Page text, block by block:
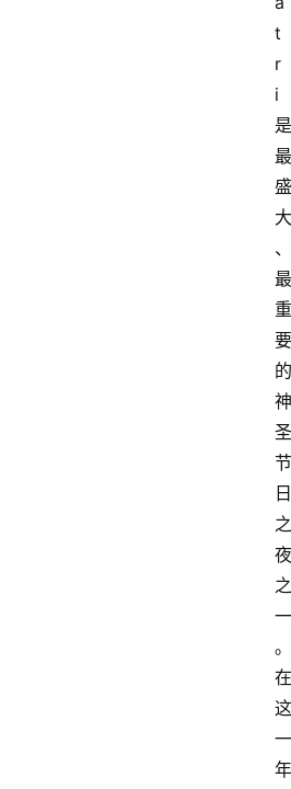
t
r
i
是
最
盛
大
、
最
重
要
的
神
圣
节
日
之
夜
之
一
。
在
这
一
年